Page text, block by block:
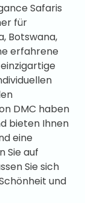
Safaris
für
Botswana,
erfahrene
DMC haben
bieten Ihnen
eine
Sie auf
Sie sich
und